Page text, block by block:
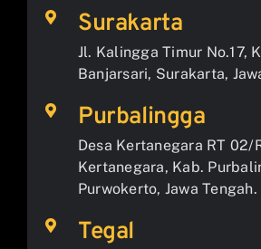
Surakarta
Jl. Kalingga Timur No.17,
Banjarsari, Surakarta,
Purbalingga
Desa Kertanegara RT 02/
Kertanegara, Kab.
Purwokerto, Jawa Tengah.
Tegal